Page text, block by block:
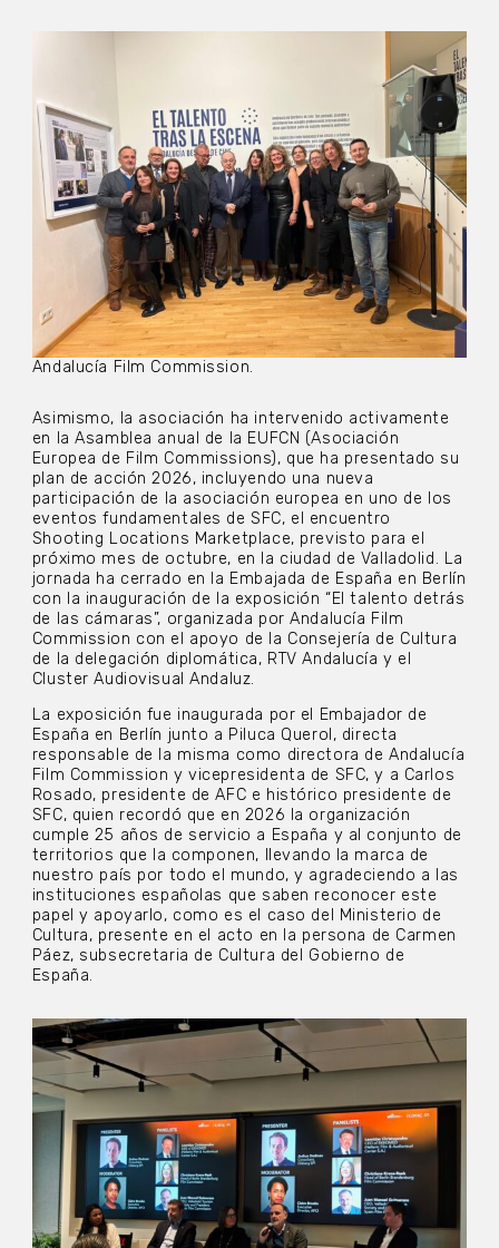
Andalucía Film Commission.
Asimismo, la asociación ha intervenido activamente
en la Asamblea anual de la EUFCN (Asociación
Europea de Film Commissions), que ha presentado su
plan de acción 2026, incluyendo una nueva
participación de la asociación europea en uno de los
eventos fundamentales de SFC, el encuentro
Shooting Locations Marketplace, previsto para el
próximo mes de octubre, en la ciudad de Valladolid. La
jornada ha cerrado en la Embajada de España en Berlín
con la inauguración de la exposición “El talento detrás
de las cámaras”, organizada por Andalucía Film
Commission con el apoyo de la Consejería de Cultura
de la delegación diplomática, RTV Andalucía y el
Cluster Audiovisual Andaluz.
La exposición fue inaugurada por el Embajador de
España en Berlín junto a Piluca Querol, directa
responsable de la misma como directora de Andalucía
Film Commission y vicepresidenta de SFC, y a Carlos
Rosado, presidente de AFC e histórico presidente de
SFC, quien recordó que en 2026 la organización
cumple 25 años de servicio a España y al conjunto de
territorios que la componen, llevando la marca de
nuestro país por todo el mundo, y agradeciendo a las
instituciones españolas que saben reconocer este
papel y apoyarlo, como es el caso del Ministerio de
Cultura, presente en el acto en la persona de Carmen
Páez, subsecretaria de Cultura del Gobierno de
España.